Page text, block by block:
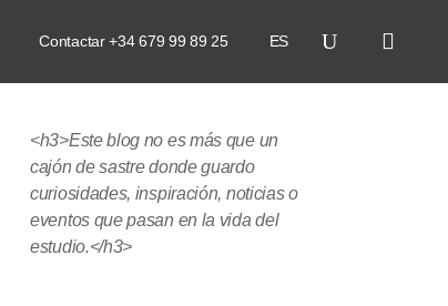
Contactar +34 679 99 89 25 ES
<h3>Este blog no es más que un
cajón de sastre donde guardo
curiosidades, inspiración, noticias o
eventos que pasan en la vida del
estudio.</h3>